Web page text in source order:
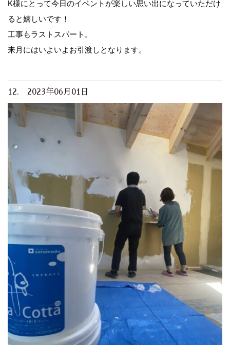
K様にとって今日のイベントが楽しい思い出になっていただけ
ると嬉しいです！
工事もラストスパート。
来月にはいよいよお引渡しとなります。
12. 2023年06月01日